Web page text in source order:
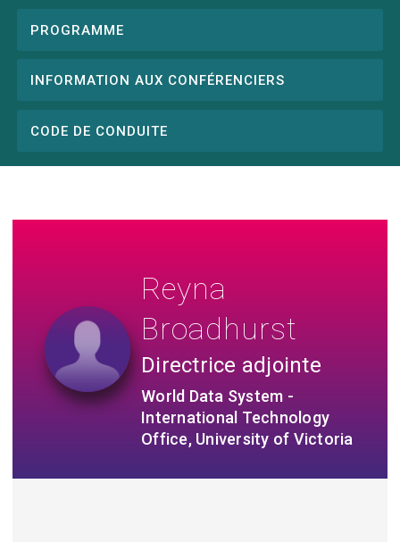
PROGRAMME
INFORMATION AUX CONFÉRENCIERS
CODE DE CONDUITE
Reyna
Broadhurst
Directrice adjointe
World Data System -
International Technology
Office, University of Victoria